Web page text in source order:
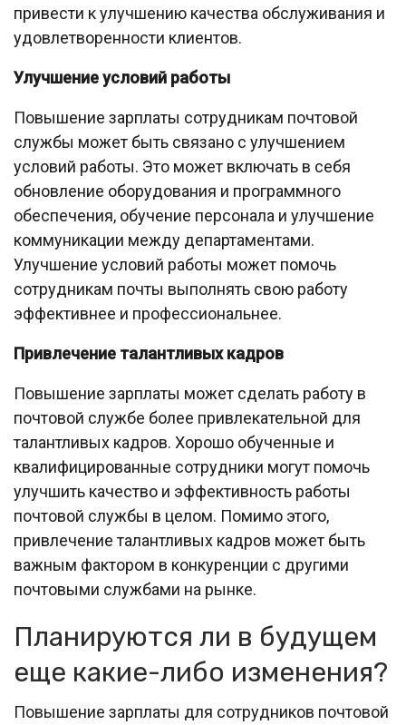
привести к улучшению качества обслуживания и
удовлетворенности клиентов.
Улучшение условий работы
Повышение зарплаты сотрудникам почтовой
службы может быть связано с улучшением
условий работы. Это может включать в себя
обновление оборудования и программного
обеспечения, обучение персонала и улучшение
коммуникации между департаментами.
Улучшение условий работы может помочь
сотрудникам почты выполнять свою работу
эффективнее и профессиональнее.
Привлечение талантливых кадров
Повышение зарплаты может сделать работу в
почтовой службе более привлекательной для
талантливых кадров. Хорошо обученные и
квалифицированные сотрудники могут помочь
улучшить качество и эффективность работы
почтовой службы в целом. Помимо этого,
привлечение талантливых кадров может быть
важным фактором в конкуренции с другими
почтовыми службами на рынке.
Планируются ли в будущем
еще какие-либо изменения?
Повышение зарплаты для сотрудников почтовой